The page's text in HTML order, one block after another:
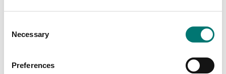
Selection
Necessary
Preferences